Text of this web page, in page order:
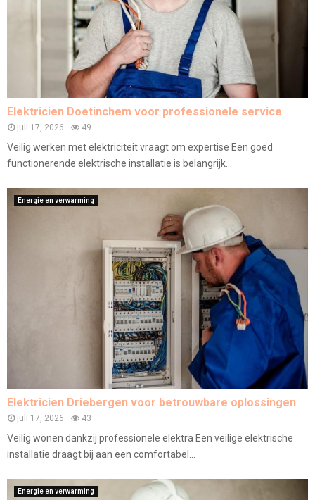
Elektricien Doetinchem voor professionele service
juli 17, 2026 49
Veilig werken met elektriciteit vraagt om expertise Een goed
functionerende elektrische installatie is belangrijk...
Energie en verwarming
Elektricien Driebergen voor betrouwbare oplossingen
juli 17, 2026 43
Veilig wonen dankzij professionele elektra Een veilige elektrische
installatie draagt bij aan een comfortabel...
Energie en verwarming